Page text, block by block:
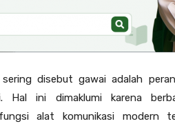
disebut gawai adalah
Hal ini dimaklumi karena
alat komunikasi modern